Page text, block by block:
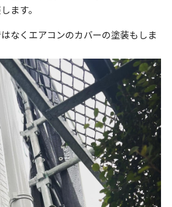
ます。
なくエアコンのカバーの塗装もしま